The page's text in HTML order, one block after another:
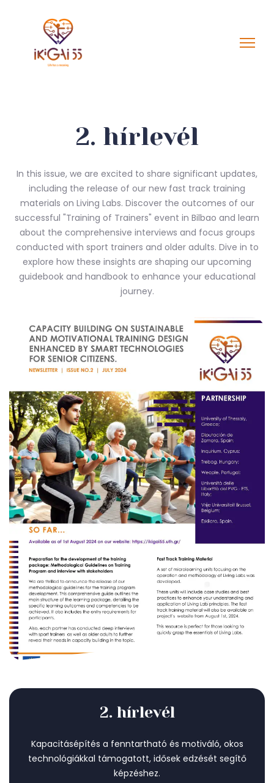
2. hírlevél
In this issue, we are excited to share significant updates,
including the release of our new fast track training
materials on Living Labs. Discover the outcomes of our
successful "Training of Trainers" event in Bilbao and learn
about the comprehensive interviews and focus groups
conducted with sport trainers and older adults. Dive in to
explore how these insights are shaping our upcoming
guidebook and handbook to enhance your educational
journey.
2. hírlevél
Kapacitásépítés a fenntartható és motiváló, okos
technológiákkal támogatott, idősek edzését segítő
képzéshez.